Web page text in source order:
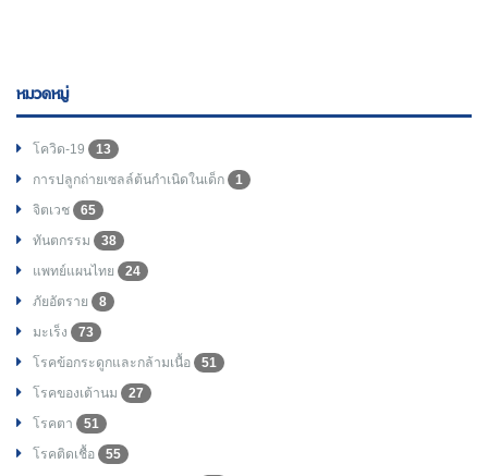
หมวดหมู่
โควิด-19
13
การปลูกถ่ายเซลล์ต้นกำเนิดในเด็ก
1
จิตเวช
65
ทันตกรรม
38
แพทย์แผนไทย
24
ภัยอัตราย
8
มะเร็ง
73
โรคข้อกระดูกและกล้ามเนื้อ
51
โรคของเต้านม
27
โรคตา
51
โรคติดเชื้อ
55